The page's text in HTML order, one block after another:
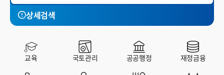
상세검색
국토관리 공공행정 사회복지
전체 유료 무료
교육 국토관리 공공행정 재정금융